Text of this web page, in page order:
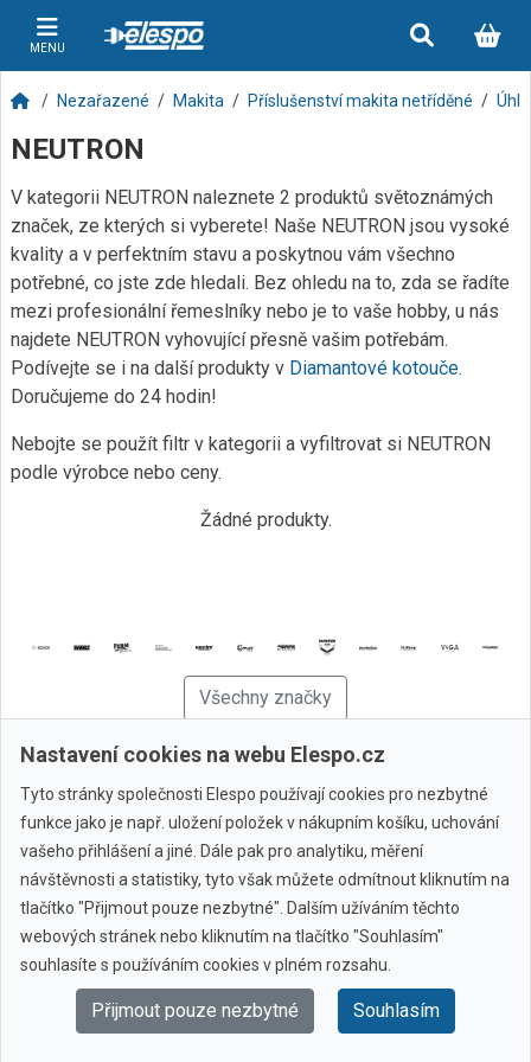
MENU
Nezařazené Makita Příslušenství makita netříděné
NEUTRON
V kategorii NEUTRON naleznete 2 produktů světoznámých
značek, ze kterých si vyberete! Naše NEUTRON jsou vysoké
kvality a v perfektním stavu a poskytnou vám všechno
potřebné, co jste zde hledali. Bez ohledu na to, zda se řadíte
mezi profesionální řemeslníky nebo je to vaše hobby, u nás
najdete NEUTRON vyhovující přesně vašim potřebám.
Podívejte se i na další produkty v Diamantové kotouče.
Doručujeme do 24 hodin!
Nebojte se použít filtr v kategorii a vyfiltrovat si NEUTRON
podle výrobce nebo ceny.
Žádné produkty.
Všechny značky
© 2010 - 2026 Elespo.cz
Nastavení cookies na webu Elespo.cz
Tyto stránky společnosti Elespo používají cookies pro nezbytné
funkce jako je např. uložení položek v nákupním košíku, uchování
vašeho přihlášení a jiné. Dále pak pro analytiku, měření
návštěvnosti a statistiky, tyto však můžete odmítnout kliknutím na
tlačítko "Přijmout pouze nezbytné". Dalším užíváním těchto
webových stránek nebo kliknutím na tlačítko "Souhlasím"
souhlasíte s používáním cookies v plném rozsahu.
Přijmout pouze nezbytné Souhlasím